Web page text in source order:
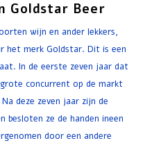
Goldstar Beer
wijn en ander lekkers,
het merk Goldstar. Dit is een
In de eerste zeven jaar dat
concurrent op de markt
deze zeven jaar zijn de
besloten ze de handen ineen
door een andere